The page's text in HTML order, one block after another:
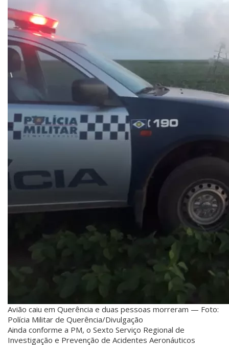
Avião caiu em Querência e duas pessoas morreram — Foto:
Polícia Militar de Querência/Divulgação
Ainda conforme a PM, o Sexto Serviço Regional de
Investigação e Prevenção de Acidentes Aeronáuticos